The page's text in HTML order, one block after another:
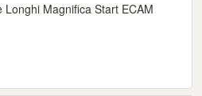
Magnifica Start ECAM